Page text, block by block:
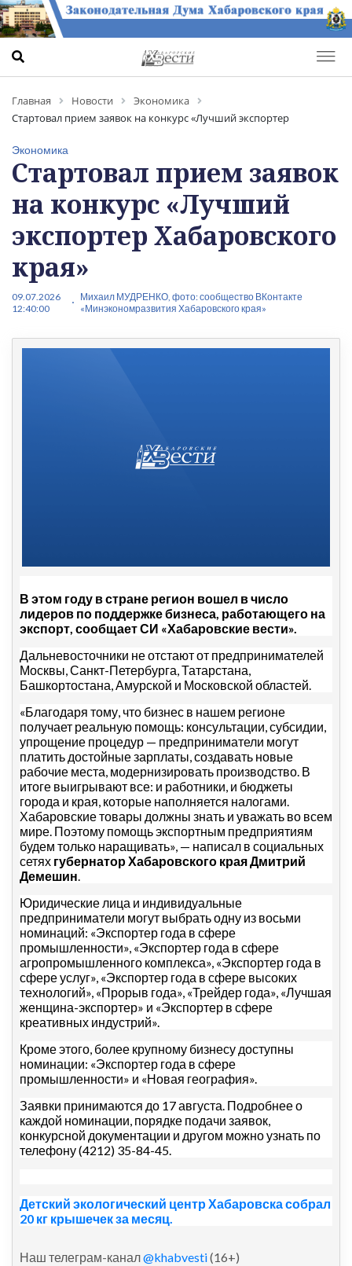
Главная Новости
Экономика
Стартовал прием заявок на конкурс «Лучший экспортер
Экономика
Стартовал прием заявок
на конкурс «Лучший
экспортер Хабаровского
края»
09.07.2026
12:40:00
Михаил МУДРЕНКО, фото: сообщество ВКонтакте
«Минэкономразвития Хабаровского края»
В этом году в стране регион вошел в число
лидеров по поддержке бизнеса, работающего на
экспорт, сообщает СИ «Хабаровские вести».
Дальневосточники не отстают от предпринимателей
Москвы, Санкт-Петербурга, Татарстана,
Башкортостана, Амурской и Московской областей.
«Благодаря тому, что бизнес в нашем регионе
получает реальную помощь: консультации, субсидии,
упрощение процедур — предприниматели могут
платить достойные зарплаты, создавать новые
рабочие места, модернизировать производство. В
итоге выигрывают все: и работники, и бюджеты
города и края, которые наполняется налогами.
Хабаровские товары должны знать и уважать во всем
мире. Поэтому помощь экспортным предприятиям
будем только наращивать», — написал в социальных
сетях губернатор Хабаровского края Дмитрий
Демешин.
Юридические лица и индивидуальные
предприниматели могут выбрать одну из восьми
номинаций: «Экспортер года в сфере
промышленности», «Экспортер года в сфере
агропромышленного комплекса», «Экспортер года в
сфере услуг», «Экспортер года в сфере высоких
технологий», «Прорыв года», «Трейдер года», «Лучшая
женщина-экспортер» и «Экспортер в сфере
креативных индустрий».
Кроме этого, более крупному бизнесу доступны
номинации: «Экспортер года в сфере
промышленности» и «Новая география».
Заявки принимаются до 17 августа. Подробнее о
каждой номинации, порядке подачи заявок,
конкурсной документации и другом можно узнать по
телефону (4212) 35-84-45.
Детский экологический центр Хабаровска собрал
20 кг крышечек за месяц.
Наш телеграм-канал@khabvesti(16+)